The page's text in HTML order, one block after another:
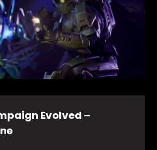
Evolved –